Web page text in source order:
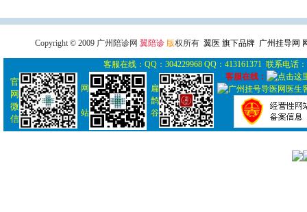
Copyright © 2009 广州陪诊网 翼陪诊 版权所有 翼医 旗下品牌 广州挂导网
客服在线：QQ：304229968 QQ：413161371 联系电话
官
网
微
信
网
站
扁
鹊
谷
客服在线：